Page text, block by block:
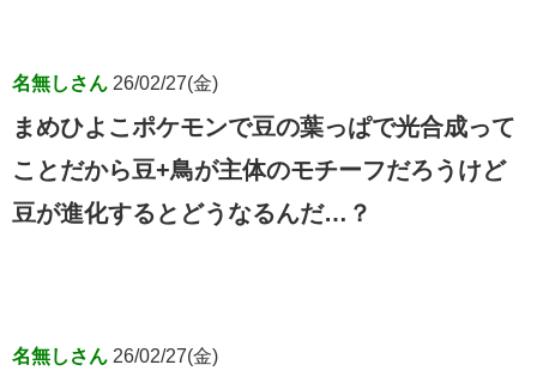
名無しさん 26/02/27(金)
まめひよこポケモンで豆の葉っぱで光合成って
ことだから豆+鳥が主体のモチーフだろうけど
豆が進化するとどうなるんだ…？
名無しさん 26/02/27(金)